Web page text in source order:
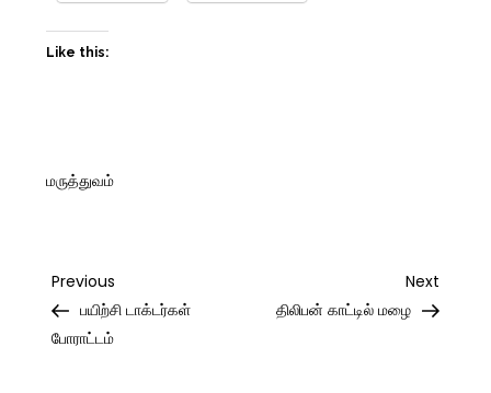
Like this:
மருத்துவம்
Post
navigation
Previous
Post
Previous
பயிற்சி டாக்டர்கள்
போராட்டம்
Next
Post
Next
திலிபன் காட்டில் மழை